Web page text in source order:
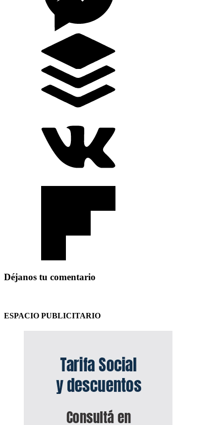
Déjanos tu comentario
ESPACIO PUBLICITARIO